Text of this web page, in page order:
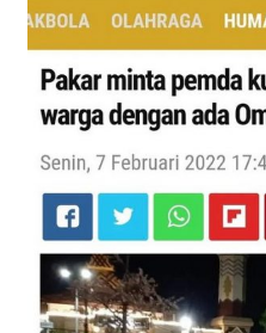
Pakar minta
mobilitas
Omicron di